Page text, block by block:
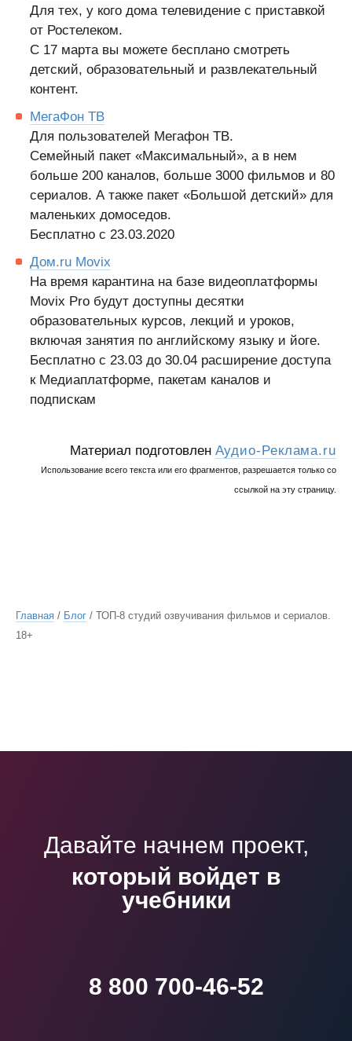
Для тех, у кого дома телевидение с приставкой
от Ростелеком.
С 17 марта вы можете бесплано смотреть
детский, образовательный и развлекательный
контент.
МегаФон ТВ
Для пользователей Мегафон ТВ.
Семейный пакет «Максимальный», а в нем
больше 200 каналов, больше 3000 фильмов и 80
сериалов. А также пакет «Большой детский» для
маленьких домоседов.
Бесплатно с 23.03.2020
Дом.ru Movix
На время карантина на базе видеоплатформы
Movix Pro будут доступны десятки
образовательных курсов, лекций и уроков,
включая занятия по английскому языку и йоге.
Бесплатно с 23.03 до 30.04 расширение доступа
к Медиаплатформе, пакетам каналов и
подпискам
Материал подготовлен Аудио-Реклама.ru
Использование всего текста или его фрагментов, разрешается только со
ссылкой на эту страницу.
Главная / Блог / ТОП-8 студий озвучивания фильмов и сериалов.
18+
Давайте начнем проект,
который войдет в
учебники
8 800 700-46-52